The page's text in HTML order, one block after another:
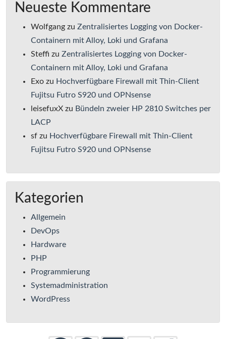
Neueste Kommentare
Wolfgang zu Zentralisiertes Logging von Docker-
Containern mit Alloy, Loki und Grafana
Steffi zu Zentralisiertes Logging von Docker-
Containern mit Alloy, Loki und Grafana
Exo zu Hochverfügbare Firewall mit Thin-Client
Fujitsu Futro S920 und OPNsense
leisefuxX zu Bündeln zweier HP 2810 Switches per
LACP
sf zu Hochverfügbare Firewall mit Thin-Client
Fujitsu Futro S920 und OPNsense
Kategorien
Allgemein
DevOps
Hardware
PHP
Programmierung
Systemadministration
WordPress